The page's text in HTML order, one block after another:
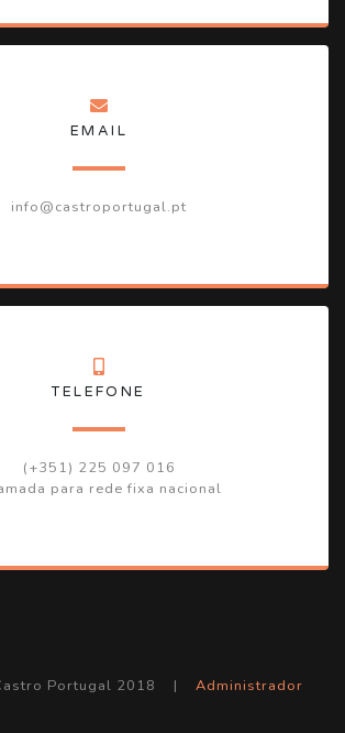
EMAIL
info@castroportugal.pt
TELEFONE
(+351) 225 097 016
para rede fixa nacional
Portugal 2018 | Administrador